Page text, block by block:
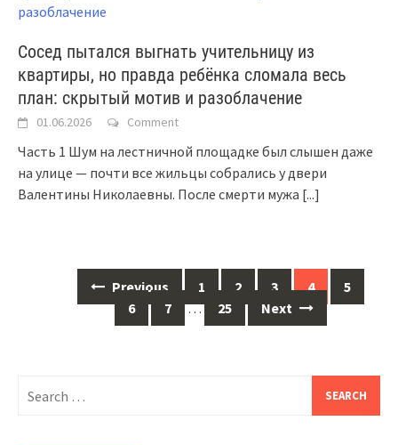
Сосед пытался выгнать учительницу из
квартиры, но правда ребёнка сломала весь
план: скрытый мотив и разоблачение
01.06.2026 Comment
Часть 1 Шум на лестничной площадке был слышен даже
на улице — почти все жильцы собрались у двери
Валентины Николаевны. После смерти мужа [...]
navigation
Previous 1 2 3 4
5
6
7 … 25 Next
for: